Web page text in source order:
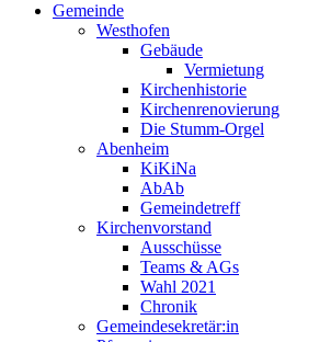
Gemeinde
Westhofen
Gebäude
Vermietung
Kirchenhistorie
Kirchenrenovierung
Die Stumm-Orgel
Abenheim
KiKiNa
AbAb
Gemeindetreff
Kirchenvorstand
Ausschüsse
Teams & AGs
Wahl 2021
Chronik
Gemeindesekretär:in